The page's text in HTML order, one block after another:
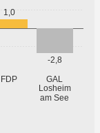
FDP
GAL
Losheim
am See
1,0
-2,8